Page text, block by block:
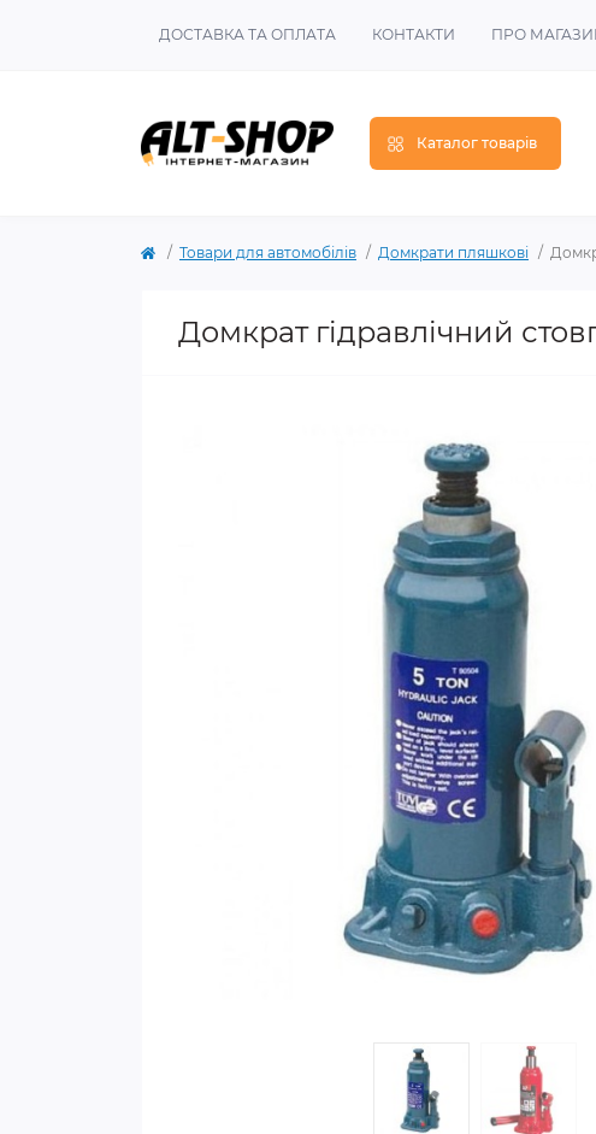
ДОСТАВКА ТА ОПЛАТА КОНТАКТИ ПРО
Каталог товарів
Товари для автомобілів Домкрати пляшкові
Домкрат гідравлічний